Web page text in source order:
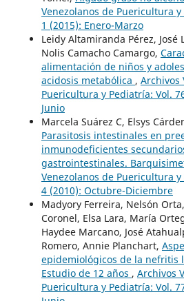
Venezolanos de Puericultura
1 (2015): Enero-Marzo
Leidy Altamiranda Pérez,
Nolis Camacho Camargo,
alimentación de niños y
acidosis metabólica , Archivos
Puericultura y Pediatría: Vol.
Junio
Marcela Suárez C, Elsys
Parasitosis intestinales en
inmunodeficientes
gastrointestinales.
Venezolanos de Puericultura
4 (2010): Octubre-Diciembre
Madyory Ferreira, Nelsón
Coronel, Elsa Lara, María
Haydee Marcano, José
Romero, Annie Planchart,
epidemiológicos de la nefritis
Estudio de 12 años , Archivos
Puericultura y Pediatría: Vol.